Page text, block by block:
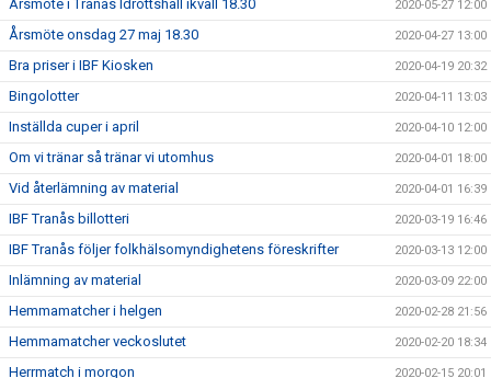
Årsmöte i Tranås Idrottshall ikväll 18.30 2020-05-27 12:00
Årsmöte onsdag 27 maj 18.30 2020-04-27 13:00
Bra priser i IBF Kiosken 2020-04-19 20:32
Bingolotter 2020-04-11 13:03
Inställda cuper i april 2020-04-10 12:00
Om vi tränar så tränar vi utomhus 2020-04-01 18:00
Vid återlämning av material 2020-04-01 16:39
IBF Tranås billotteri 2020-03-19 16:46
IBF Tranås följer folkhälsomyndighetens föreskrifter 2020-03-13 12:00
Inlämning av material 2020-03-09 22:00
Hemmamatcher i helgen 2020-02-28 21:56
Hemmamatcher veckoslutet 2020-02-20 18:34
Herrmatch i morgon 2020-02-15 20:01